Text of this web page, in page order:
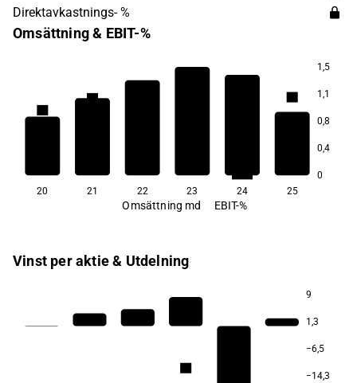
Direktavkastnings- %
Omsättning & EBIT-%
1,5
1,1
0,8
0,4
0
4,2
20 21 22 23 24 25
Omsättning md EBIT-%
Vinst per aktie & Utdelning
9
1,3
−6,5
−14,3